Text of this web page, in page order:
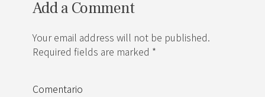
Add a Comment
Your email address will not be published.
Required fields are marked *
Comentario